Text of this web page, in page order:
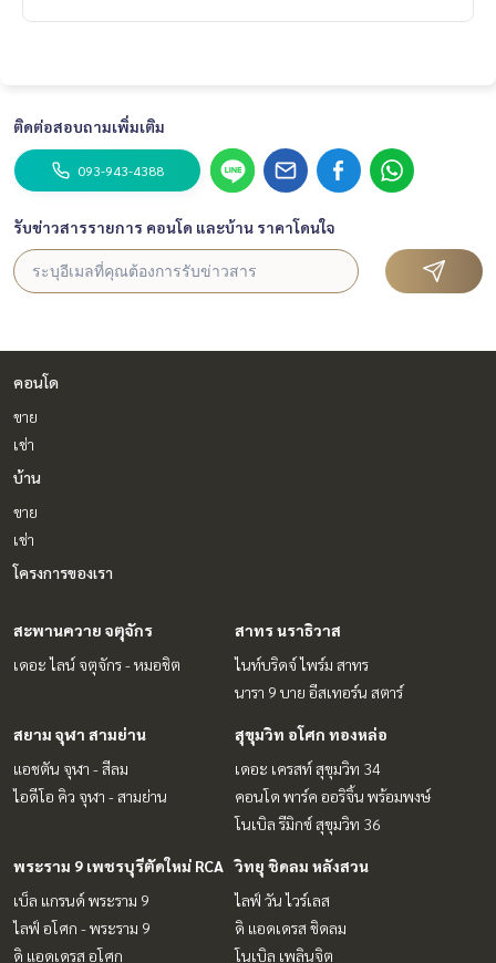
ติดต่อสอบถามเพิ่มเติม
093-943-4388
รับข่าวสารรายการ คอนโด และบ้าน ราคาโดนใจ
คอนโด
ขาย
เช่า
บ้าน
ขาย
เช่า
โครงการของเรา
สะพานควาย จตุจักร
เดอะ ไลน์ จตุจักร - หมอชิต
สาทร นราธิวาส
ไนท์บริดจ์ ไพร์ม สาทร
นารา 9 บาย อีสเทอร์น สตาร์
สยาม จุฬา สามย่าน
แอชตัน จุฬา - สีลม
ไอดีโอ คิว จุฬา - สามย่าน
สุขุมวิท อโศก ทองหล่อ
เดอะ เครสท์ สุขุมวิท 34
คอนโด พาร์ค ออริจิ้น พร้อมพงษ์
โนเบิล รีมิกซ์ สุขุมวิท 36
พระราม 9 เพชรบุรีตัดใหม่ RCA
เบ็ล แกรนด์ พระราม 9
ไลฟ์ อโศก - พระราม 9
ดิ แอดเดรส อโศก
วิทยุ ชิดลม หลังสวน
ไลฟ์ วัน ไวร์เลส
ดิ แอดเดรส ชิดลม
โนเบิล เพลินจิต